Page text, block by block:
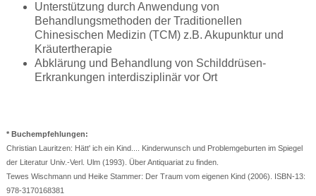
Unterstützung durch Anwendung von
Behandlungsmethoden der Traditionellen
Chinesischen Medizin (TCM) z.B. Akupunktur und
Kräutertherapie
Abklärung und Behandlung von Schilddrüsen-
Erkrankungen interdisziplinär vor Ort
* Buchempfehlungen:
Christian Lauritzen: Hätt' ich ein Kind.... Kinderwunsch und Problemgeburten im Spiegel
der Literatur Univ.-Verl. Ulm (1993). Über Antiquariat zu finden.
Tewes Wischmann und Heike Stammer: Der Traum vom eigenen Kind (2006). ISBN-13:
978-3170168381